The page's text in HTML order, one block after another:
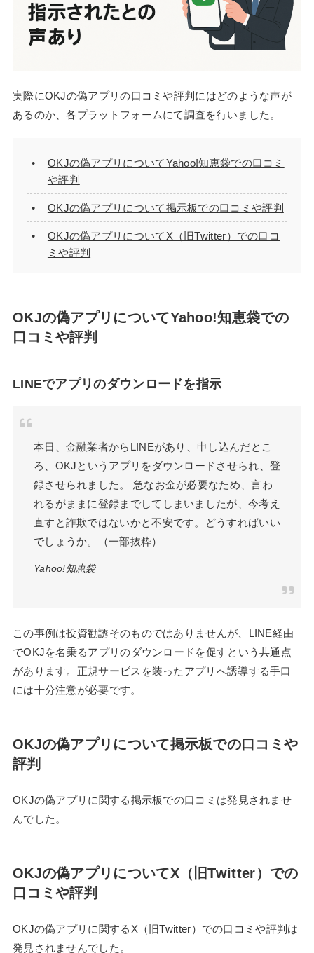
実際にOKJの偽アプリの口コミや評判にはどのような声が
あるのか、各プラットフォームにて調査を行いました。
OKJの偽アプリについてYahoo!知恵袋での口コミ
や評判
OKJの偽アプリについて掲示板での口コミや評判
OKJの偽アプリについてX（旧Twitter）での口コ
ミや評判
OKJの偽アプリについてYahoo!知恵袋での
口コミや評判
LINEでアプリのダウンロードを指示
本日、金融業者からLINEがあり、申し込んだとこ
ろ、OKJというアプリをダウンロードさせられ、登
録させられました。 急なお金が必要なため、言わ
れるがままに登録までしてしまいましたが、今考え
直すと詐欺ではないかと不安です。どうすればいい
でしょうか。（一部抜粋）
Yahoo!知恵袋
この事例は投資勧誘そのものではありませんが、LINE経由
でOKJを名乗るアプリのダウンロードを促すという共通点
があります。正規サービスを装ったアプリへ誘導する手口
には十分注意が必要です。
OKJの偽アプリについて掲示板での口コミや
評判
OKJの偽アプリに関する掲示板での口コミは発見されませ
んでした。
OKJの偽アプリについてX（旧Twitter）での
口コミや評判
OKJの偽アプリに関するX（旧Twitter）での口コミや評判は
発見されませんでした。